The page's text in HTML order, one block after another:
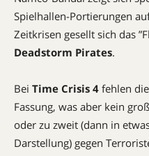
Spielhallen-Portie­rungen
Zeitkrisen gesellt sich das
Deadstorm Pirates.
Bei Time Crisis 4 fehlen
Fassung, was aber kein
oder zu zweit (dann in
Darstellung) gegen